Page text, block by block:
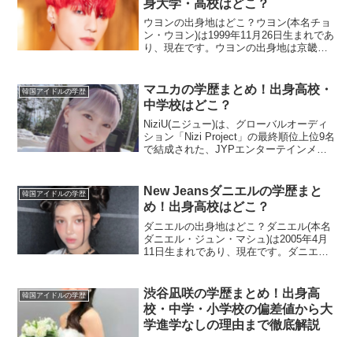
身大学・高校はどこ？
ウヨンの出身地はどこ？ウヨン(本名チョ
ン・ウヨン)は1999年11月26日生まれであ
り、現在です。ウヨンの出身地は京畿道
族構成 父親 母親 兄 弟1997年...
韓国アイドルの学歴
マユカの学歴まとめ！出身高校・
中学校はどこ？
NiziU(ニジュー)は、グローバルオーディ
ション「Nizi Project」の最終順位上位9名
で結成された、JYPエンターテインメン
選出されたメンバーで、リマとと...
韓国アイドルの学歴
New Jeansダニエルの学歴まと
め！出身高校はどこ？
ダニエルの出身地はどこ？ダニエル(本名
ダニエル・ジュン・マシュ)は2005年4月
11日生まれであり、現在です。ダニエル
ダニエルの家族構成 父親：アンドリュ
ー・マシュ 母...
韓国アイドルの学歴
渋谷凪咲の学歴まとめ！出身高
校・中学・小学校の偏差値から大
学進学なしの理由まで徹底解説